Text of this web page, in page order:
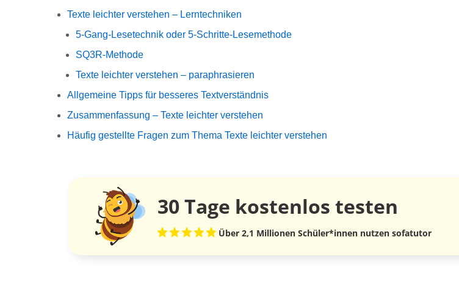
Texte leichter verstehen – Lerntechniken
5-Gang-Lesetechnik oder 5-Schritte-Lesemethode
SQ3R-Methode
Texte leichter verstehen – paraphrasieren
Allgemeine Tipps für besseres Textverständnis
Zusammenfassung – Texte leichter verstehen
Häufig gestellte Fragen zum Thema Texte leichter verstehen
30 Tage kostenlos testen
Über 2,1 Millionen Schüler*innen nutzen sofatutor